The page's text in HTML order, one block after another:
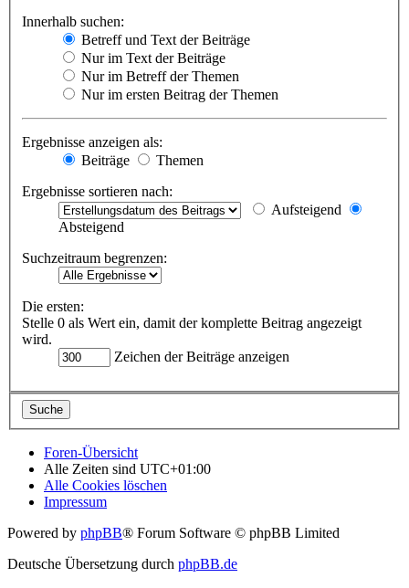
Innerhalb suchen:
Betreff und Text der Beiträge
Nur im Text der Beiträge
Nur im Betreff der Themen
Nur im ersten Beitrag der Themen
Ergebnisse anzeigen als:
Beiträge
Themen
Ergebnisse sortieren nach:
Aufsteigend
Absteigend
Suchzeitraum begrenzen:
Die ersten:
Stelle 0 als Wert ein, damit der komplette Beitrag angezeigt
wird.
Zeichen der Beiträge anzeigen
Foren-Übersicht
Alle Zeiten sind UTC+01:00
Alle Cookies löschen
Impressum
Powered by phpBB® Forum Software © phpBB Limited
Deutsche Übersetzung durch phpBB.de